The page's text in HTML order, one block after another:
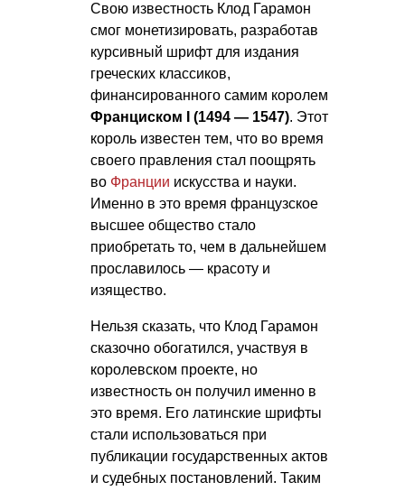
Свою известность Клод Гарамон
смог монетизировать, разработав
курсивный шрифт для издания
греческих классиков,
финансированного самим королем
Франциском I (1494 — 1547). Этот
король известен тем, что во время
своего правления стал поощрять
во Франции искусства и науки.
Именно в это время французское
высшее общество стало
приобретать то, чем в дальнейшем
прославилось — красоту и
изящество.
Нельзя сказать, что Клод Гарамон
сказочно обогатился, участвуя в
королевском проекте, но
известность он получил именно в
это время. Его латинские шрифты
стали использоваться при
публикации государственных актов
и судебных постановлений. Таким